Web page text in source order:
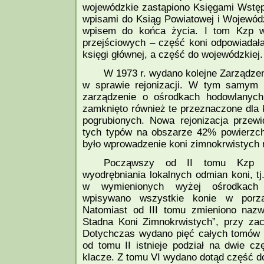
wojewódzkie zastąpiono Księgami
wpisami do Ksiąg Powiatowej i
wpisem do końca życia. I tom Kzp
przejściowych – część koni
księgi głównej, a część do wojewódzkiej.
W 1973 r. wydano kolejne
w sprawie rejonizacji. W tym samym
zarządzenie o ośrodkach
zamknięto również te przeznaczone
pogrubionych. Nowa rejonizacja
tych typów na obszarze 42%
było wprowadzenie koni
Począwszy od II tomu Kzp
wyodrębniania lokalnych odmian koni,
w wymienionych wyżej ośrodkach
wpisywano wszystkie konie w
Natomiast od III tomu zmieniono
Stadna Koni Zimnokrwistych”, przy
Dotychczas wydano pięć całych
od tomu II istnieje podział na dwie
klacze. Z tomu VI wydano dotąd część